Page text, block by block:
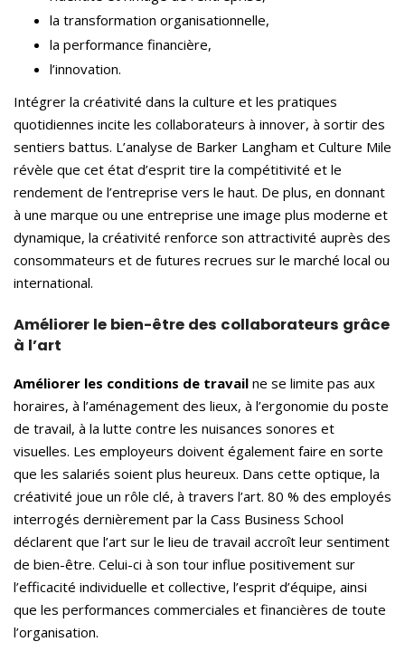
la transformation organisationnelle,
la performance financière,
l’innovation.
Intégrer la créativité dans la culture et les pratiques
quotidiennes incite les collaborateurs à innover, à sortir des
sentiers battus. L’analyse de Barker Langham et Culture Mile
révèle que cet état d’esprit tire la compétitivité et le
rendement de l’entreprise vers le haut. De plus, en donnant
à une marque ou une entreprise une image plus moderne et
dynamique, la créativité renforce son attractivité auprès des
consommateurs et de futures recrues sur le marché local ou
international.
Améliorer le bien-être des collaborateurs grâce
à l’art
Améliorer les conditions de travail ne se limite pas aux
horaires, à l’aménagement des lieux, à l’ergonomie du poste
de travail, à la lutte contre les nuisances sonores et
visuelles. Les employeurs doivent également faire en sorte
que les salariés soient plus heureux. Dans cette optique, la
créativité joue un rôle clé, à travers l’art. 80 % des employés
interrogés dernièrement par la Cass Business School
déclarent que l’art sur le lieu de travail accroît leur sentiment
de bien-être. Celui-ci à son tour influe positivement sur
l’efficacité individuelle et collective, l’esprit d’équipe, ainsi
que les performances commerciales et financières de toute
l’organisation.